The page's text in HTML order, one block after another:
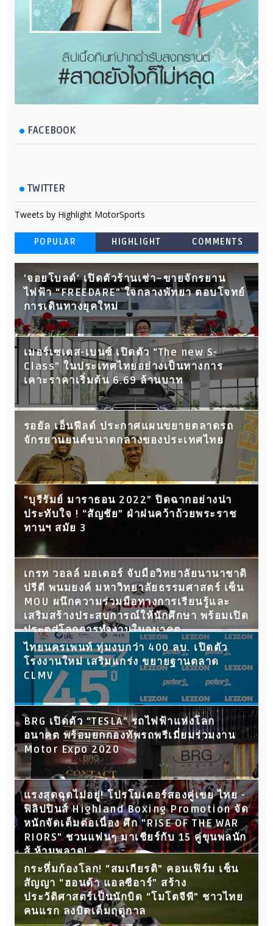
FACEBOOK
TWITTER
Tweets by Highlight MotorSports
POPULAR HIGHLIGHT COMMENTS
'จอยโบลด์' เปิดตัวร้านเช่า–ขายจักรยาน
ไฟฟ้า “FREEDARE” ใจกลางพัทยา ตอบโจทย์
การเดินทางยุคใหม่
เมอร์เซเดส-เบนซ์ เปิดตัว “The new S-
Class” ในประเทศไทยอย่างเป็นทางการ
เคาะราคาเริ่มต้น 6.69 ล้านบาท
รอยัล เอ็นฟีลด์ ประกาศแผนขยายตลาดรถ
จักรยานยนต์ขนาดกลางของประเทศไทย
“บุรีรัมย์ มาราธอน 2022” ปิดฉากอย่างน่า
ประทับใจ ! “สัญชัย” ฝ่าฝนคว้าถ้วยพระราช
ทานฯ สมัย 3
เกรท วอลล์ มอเตอร์ จับมือวิทยาลัยนานาชาติ
ปรีดี พนมยงค์ มหาวิทยาลัยธรรมศาสตร์ เซ็น
MOU ผนึกความร่วมมือทางการเรียนรู้และ
เสริมสร้างประสบการณ์ให้นักศึกษา พร้อมเปิด
ประตูสู่โลกการทำงานในอนาคต
ไทยนครเพนท์ ทุ่มงบกว่า 400 ลบ. เปิดตัว
โรงงานใหม่ เสริมแกร่ง ขยายฐานตลาด
CLMV
BRG เปิดตัว “TESLA” รถไฟฟ้าแห่งโลก
อนาคต พร้อมยกกองทัพรถพรีเมี่ยมร่วมงาน
Motor Expo 2020
แรงสุดฉุดไม่อยู่! โปรโมเตอร์สองคู่เขย ไทย -
ฟิลิปปินส์ Highland Boxing Promotion จัด
หนักจัดเต็มต่อเนื่อง ศึก "RISE OF THE WAR
RIORS" ชวนแฟนๆ มาเชียร์กับ 15 คู่ขุนพลนัก
สู้ ห้ามพลาด!
กระหึ่มก้องโลก! “สมเกียรติ” คอนเฟิร์ม เซ็น
สัญญา “ฮอนด้า แอลซีอาร์” สร้าง
ประวัติศาสตร์เป็นนักบิด “โมโตจีพี” ชาวไทย
คนแรก ลงบิดเต็มฤดูกาล